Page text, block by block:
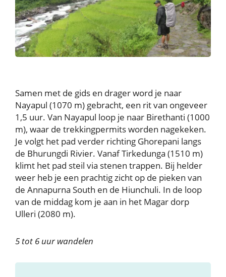
Samen met de gids en drager word je naar
Nayapul (1070 m) gebracht, een rit van ongeveer
1,5 uur. Van Nayapul loop je naar Birethanti (1000
m), waar de trekkingpermits worden nagekeken.
Je volgt het pad verder richting Ghorepani langs
de Bhurungdi Rivier. Vanaf Tirkedunga (1510 m)
klimt het pad steil via stenen trappen. Bij helder
weer heb je een prachtig zicht op de pieken van
de Annapurna South en de Hiunchuli. In de loop
van de middag kom je aan in het Magar dorp
Ulleri (2080 m).
5 tot 6 uur wandelen